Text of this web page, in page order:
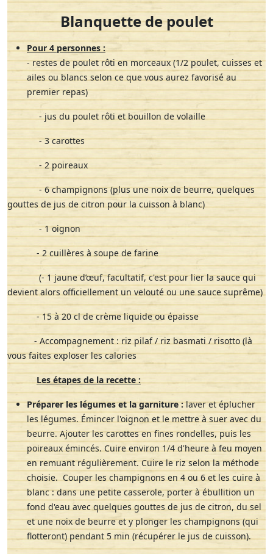
Blanquette de poulet
Pour 4 personnes :
-restes de poulet rôti en morceaux (1/2 poulet, cuisses et
ailes ou blancs selon ce que vous aurez favorisé au
premier repas)
- jus du poulet rôti et bouillon de volaille
- 3 carottes
- 2 poireaux
- 6 champignons (plus une noix de beurre, quelques
gouttes de jus de citron pour la cuisson à blanc)
- 1 oignon
- 2 cuillères à soupe de farine
(- 1 jaune d’œuf, facultatif, c'est pour lier la sauce qui
devient alors officiellement un velouté ou une sauce suprême)
- 15 à 20 cl de crème liquide ou épaisse
- Accompagnement : riz pilaf / riz basmati / risotto (là
vous faites exploser les calories
Les étapes de la recette :
Préparer les légumes et la garniture :laver et éplucher
les légumes. Émincer l'oignon et le mettre à suer avec du
beurre. Ajouter les carottes en fines rondelles, puis les
poireaux émincés. Cuire environ 1/4 d'heure à feu moyen
en remuant régulièrement. Cuire le riz selon la méthode
choisie. Couper les champignons en 4 ou 6 et les cuire à
blanc : dans une petite casserole, porter à ébullition un
fond d'eau avec quelques gouttes de jus de citron, du sel
et une noix de beurre et y plonger les champignons (qui
flotteront) pendant 5 min (récupérer le jus de cuisson).